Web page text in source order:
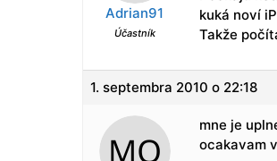
Adrian91
Účastník
kuká noví
Takže
1. septembra 2010 o 22:18
mne je
ocakavam